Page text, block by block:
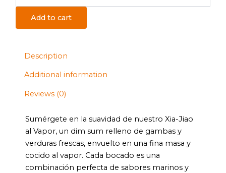
Add to cart
Description
Additional information
Reviews (0)
Sumérgete en la suavidad de nuestro Xia-Jiao
al Vapor, un dim sum relleno de gambas y
verduras frescas, envuelto en una fina masa y
cocido al vapor. Cada bocado es una
combinación perfecta de sabores marinos y